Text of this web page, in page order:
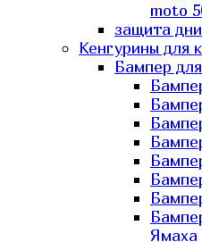
moto
защита
Кенгурины для
Бампер
Ямаха